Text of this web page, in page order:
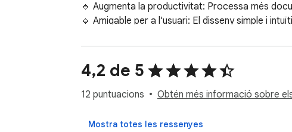
🔹 Augmenta la productivitat: Processa més
🔹 Amigable per a l'usuari: El disseny simple i
🎉 El lector de PDF AI processa documents de
informació essencial, assegurant que no es
llargs en resums concisos i simplificats.
4,2 de 5
12 puntuacions Obtén més informació sobre
Mostra totes les ressenyes